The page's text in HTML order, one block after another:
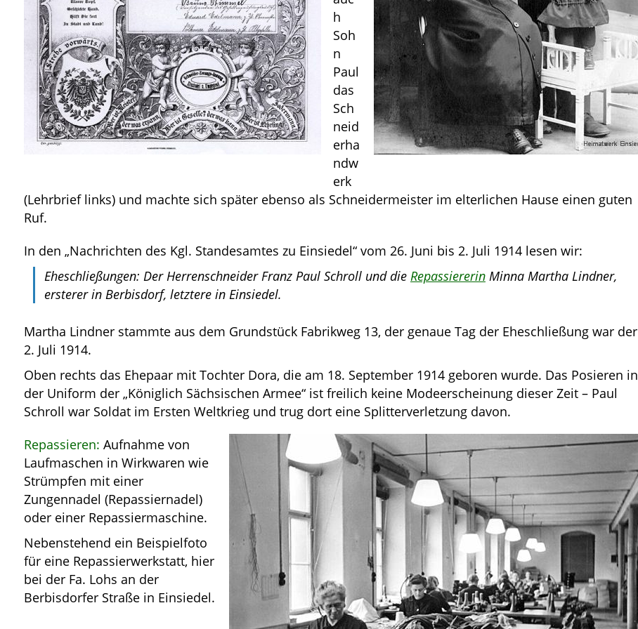
h
Soh
n
Paul
das
Sch
neid
erha
ndw
erk
(Lehrbrief links) und machte sich später ebenso als Schneidermeister im elterlichen Hause einen guten
Ruf.
In den „Nachrichten des Kgl. Standesamtes zu Einsiedel“ vom 26. Juni bis 2. Juli 1914 lesen wir:
Eheschließungen: Der Herrenschneider Franz Paul Schroll und die RepassiererinMinna Martha Lindner,
ersterer in Berbisdorf, letztere in Einsiedel.
Martha Lindner stammte aus dem Grundstück Fabrikweg 13, der genaue Tag der Eheschließung war der
2. Juli 1914.
Oben rechts das Ehepaar mit Tochter Dora, die am 18. September 1914 geboren wurde. Das Posieren in
der Uniform der „Königlich Sächsischen Armee“ ist freilich keine Modeerscheinung dieser Zeit – Paul
Schroll war Soldat im Ersten Weltkrieg und trug dort eine Splitterverletzung davon.
Repassieren: Aufnahme von
Laufmaschen in Wirkwaren wie
Strümpfen mit einer
Zungennadel (Repassiernadel)
oder einer Repassiermaschine.
Nebenstehend ein Beispielfoto
für eine Repassierwerkstatt, hier
bei der Fa. Lohs an der
Berbisdorfer Straße in Einsiedel.